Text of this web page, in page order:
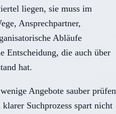
liegen, sie muss im
Ansprechpartner,
Abläufe
Entscheidung, die auch über
hat.
Angebote sauber prüfen
Suchprozess spart nicht